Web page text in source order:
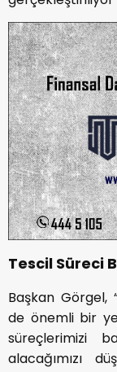
Tescil Süreci
Başkan Görgel,
de önemli bir
süreçlerimizi
alacağımızı